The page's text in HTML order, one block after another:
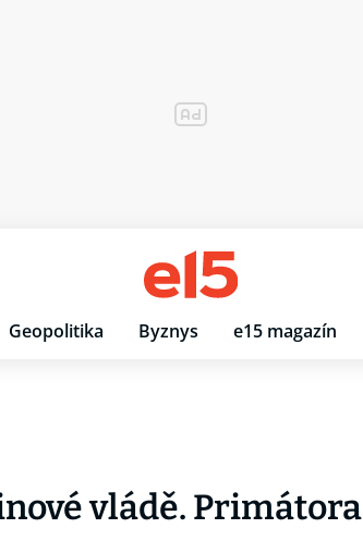
Geopolitika Byznys e15 magazín
vládě. Primátora